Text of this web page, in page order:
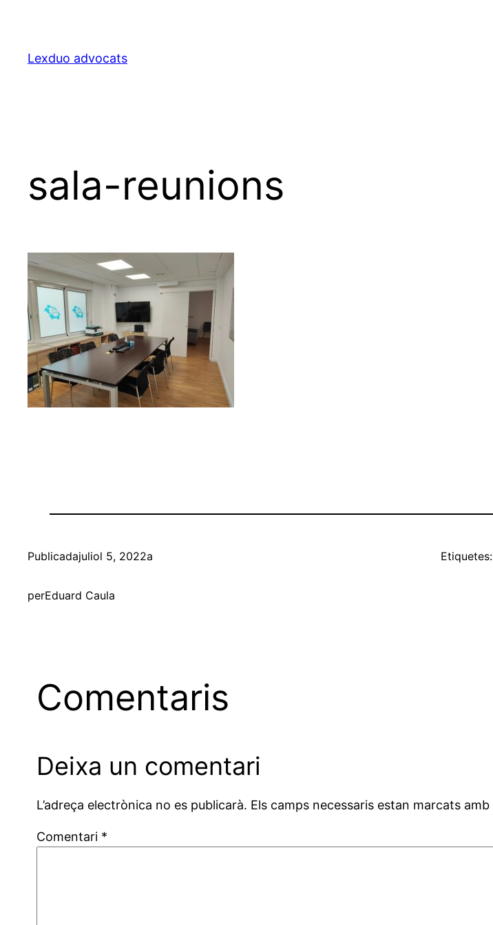
Lexduo advocats
sala-reunions
Publicadajuliol 5, 2022a
perEduard Caula
Etiquetes:
Comentaris
Deixa un comentari
L’adreça electrònica no es publicarà. Els camps necessaris estan marcats amb
Comentari *